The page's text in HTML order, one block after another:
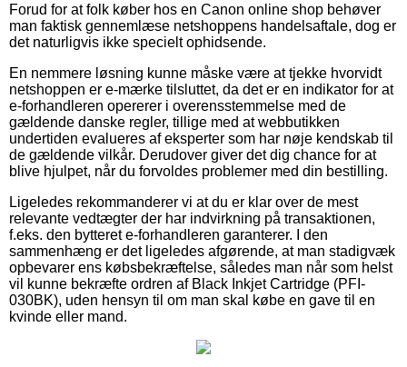
Forud for at folk køber hos en Canon online shop behøver
man faktisk gennemlæse netshoppens handelsaftale, dog er
det naturligvis ikke specielt ophidsende.
En nemmere løsning kunne måske være at tjekke hvorvidt
netshoppen er e-mærke tilsluttet, da det er en indikator for at
e-forhandleren opererer i overensstemmelse med de
gældende danske regler, tillige med at webbutikken
undertiden evalueres af eksperter som har nøje kendskab til
de gældende vilkår. Derudover giver det dig chance for at
blive hjulpet, når du forvoldes problemer med din bestilling.
Ligeledes rekommanderer vi at du er klar over de mest
relevante vedtægter der har indvirkning på transaktionen,
f.eks. den bytteret e-forhandleren garanterer. I den
sammenhæng er det ligeledes afgørende, at man stadigvæk
opbevarer ens købsbekræftelse, således man når som helst
vil kunne bekræfte ordren af Black Inkjet Cartridge (PFI-
030BK), uden hensyn til om man skal købe en gave til en
kvinde eller mand.